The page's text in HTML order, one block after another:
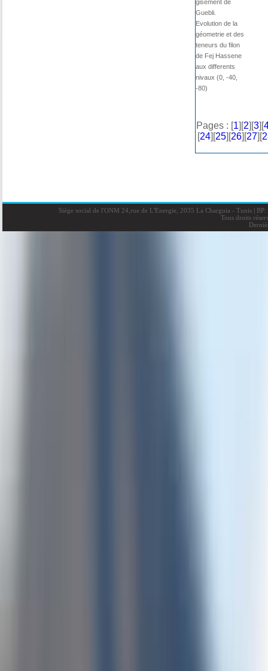
gisement de
Guebli.
Evolution de la
géometrie et des
teneurs du filon
de Fej Hassene
aux differents
nivaux (0, -40,
-80)
Pages : [1][2][3][
[24][25][26][27][
Siège social de l'ONM 24,rue de L'Energie, 2035 La Charguia - Tunis |BP:
Tous droits